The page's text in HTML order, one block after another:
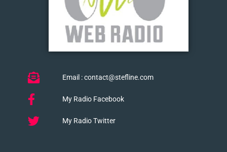
Email : contact@stefline.com
My Radio Facebook
My Radio Twitter